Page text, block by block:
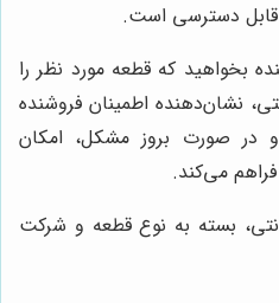
دسترسی است.
بخواهید که قطعه مورد نظر را
نشان‌دهنده اطمینان فروشنده
در صورت بروز مشکل، امکان
می‌کند.
بسته به نوع قطعه و شرکت